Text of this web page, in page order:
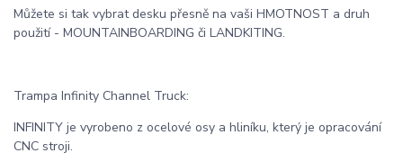
Můžete si tak vybrat desku přesně na vaši HMOTNOST a druh
použití - MOUNTAINBOARDING či LANDKITING.
Trampa Infinity Channel Truck:
INFINITY je vyrobeno z ocelové osy a hliníku, který je opracování
CNC stroji.